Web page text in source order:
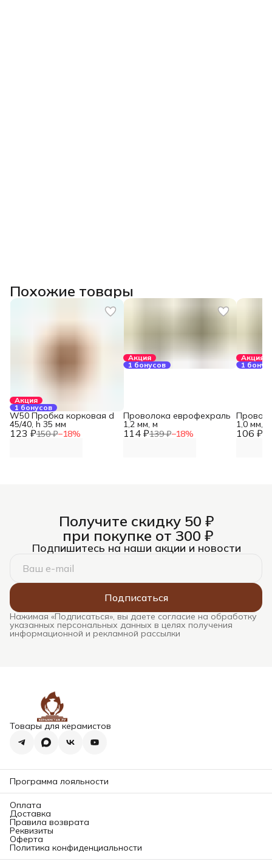
Похожие товары
Акция
1 бонусов
123 ₽150 ₽−18%
W50 Пробка корковая d
45/40, h 35 мм
Акция
1 бонусов
114 ₽139 ₽−18%
Проволока еврофехраль
1,2 мм, м
Акция
1
106 ₽
1,0 мм, м
Получите скидку 50 ₽
при покупке от 300 ₽
Подпишитесь на наши акции и новости
Подписаться
Нажимая «Подписаться», вы даете согласие на обработку
указанных персональных данных в целях получения
информационной и рекламной рассылки
Товары для керамистов
Программа лояльности
Оплата
Доставка
Правила возврата
Реквизиты
Оферта
Политика конфиденциальности